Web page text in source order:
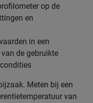
op de
en
in een
de gebruikte
Meten bij een
van